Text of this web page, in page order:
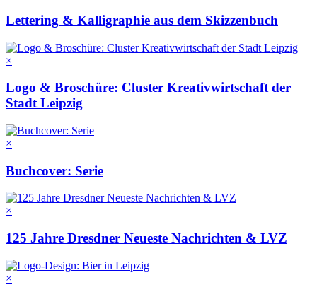
Lettering & Kalligraphie aus dem Skizzenbuch
×
Logo & Broschüre: Cluster Kreativwirtschaft der
Stadt Leipzig
×
Buchcover: Serie
×
125 Jahre Dresdner Neueste Nachrichten & LVZ
×